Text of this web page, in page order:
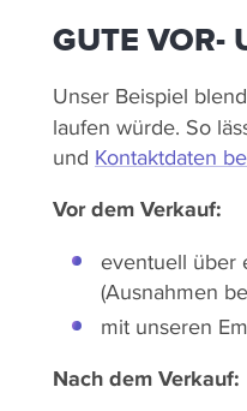
GUTE VOR-
Unser Beispiel
laufen würde. So
und Kontaktdaten
Vor dem Verkauf:
eventuell über
(Ausnahmen
mit unseren
Nach dem Verkauf: